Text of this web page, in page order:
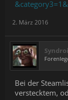
2. März 2016
Bei der
verstecktem,